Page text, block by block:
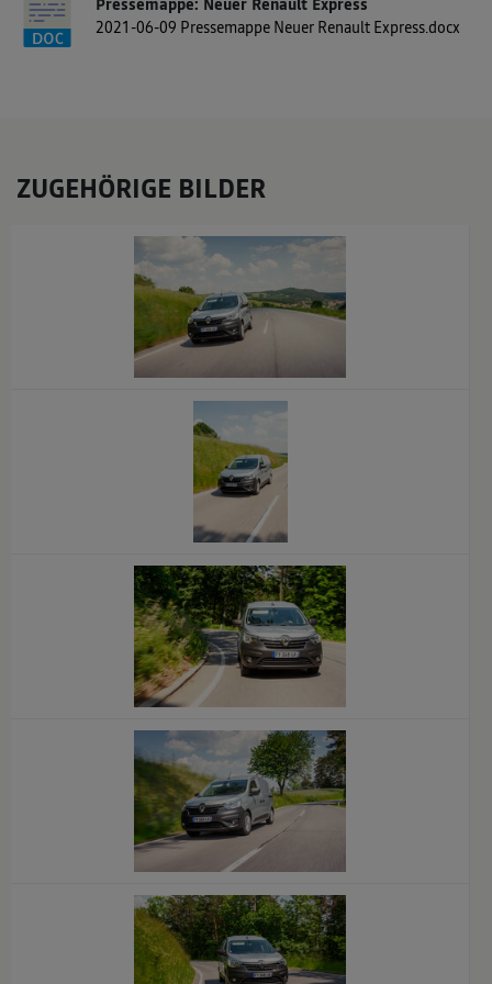
Pressemappe: Neuer Renault Express
2021-06-09 Pressemappe Neuer Renault Express.docx
ZUGEHÖRIGE BILDER